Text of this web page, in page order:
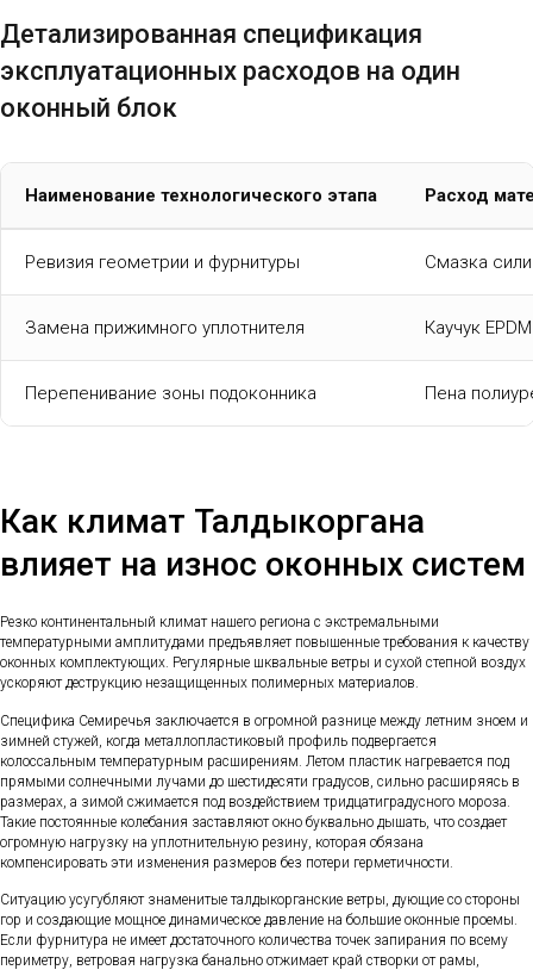
Детализированная спецификация
эксплуатационных расходов на один
оконный блок
Наименование технологического этапа Расход
Ревизия геометрии и фурнитуры Смазка
Замена прижимного уплотнителя Каучук
Перепенивание зоны подоконника Пена
Как климат Талдыкоргана
влияет на износ оконных систем
Резко континентальный климат нашего региона с экстремальными
температурными амплитудами предъявляет повышенные требования к качеству
оконных комплектующих. Регулярные шквальные ветры и сухой степной воздух
ускоряют деструкцию незащищенных полимерных материалов.
Специфика Семиречья заключается в огромной разнице между летним зноем и
зимней стужей, когда металлопластиковый профиль подвергается
колоссальным температурным расширениям. Летом пластик нагревается под
прямыми солнечными лучами до шестидесяти градусов, сильно расширяясь в
размерах, а зимой сжимается под воздействием тридцатиградусного мороза.
Такие постоянные колебания заставляют окно буквально дышать, что создает
огромную нагрузку на уплотнительную резину, которая обязана
компенсировать эти изменения размеров без потери герметичности.
Ситуацию усугубляют знаменитые талдыкорганские ветры, дующие со стороны
гор и создающие мощное динамическое давление на большие оконные проемы.
Если фурнитура не имеет достаточного количества точек запирания по всему
периметру, ветровая нагрузка банально отжимает край створки от рамы,